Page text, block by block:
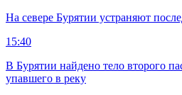
На севере Бурятии устраняют
15:40
В Бурятии найдено тело второго
упавшего в реку